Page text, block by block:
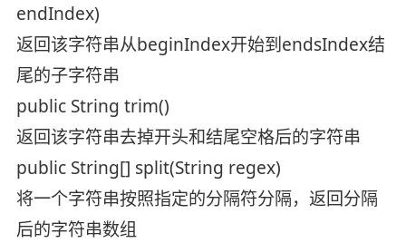
endIndex)
返回该字符串从beginIndex开始到endsIndex结
尾的子字符串
public String trim()
返回该字符串去掉开头和结尾空格后的字符串
public String[] split(String regex)
将一个字符串按照指定的分隔符分隔，返回分隔
后的字符串数组